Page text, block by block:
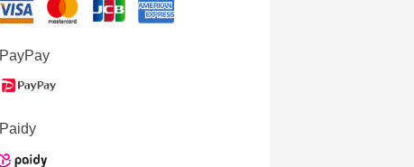
PayPay
Paidy